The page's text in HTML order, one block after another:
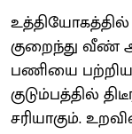
குறைந்து வீண்
பணியை பற்றிய
குடும்பத்தில்
சரியாகும்.